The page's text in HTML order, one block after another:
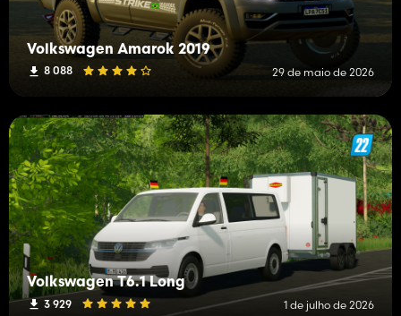
Volkswagen Amarok 2019
8 088 29 de maio de 2026
Volkswagen T6.1 Long
3 929 1 de julho de 2026